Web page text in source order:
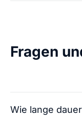
Fragen
Wie lange